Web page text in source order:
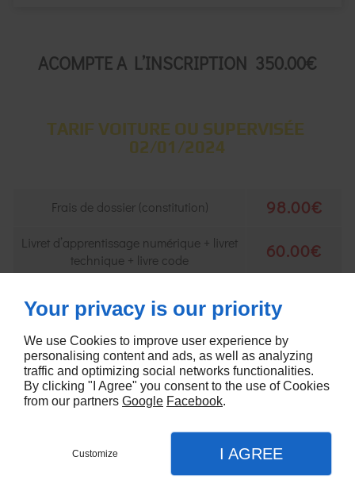
ACOMPTE A L’INSCRIPTION 350.00€
TARIF VOITURE OU SUPERVISÉE
02/01/2024
Frais de dossier (constitution) 98.00€
Livret d’apprentissage numérique + livret
technique + livre code
60.00€
mois) + application boîtier numérique
100.00€
20 H Conduite minimum obligatoire
(55 € /H)
1100.00€
Frais d’encadrement conduite
Formation minimum
Contactez-nous
Your privacy is our priority
We use Cookies to improve user experience by
personalising content and ads, as well as analyzing
traffic and optimizing social networks functionalities.
By clicking "I Agree" you consent to the use of Cookies
from our partners Google Facebook.
Customize I AGREE